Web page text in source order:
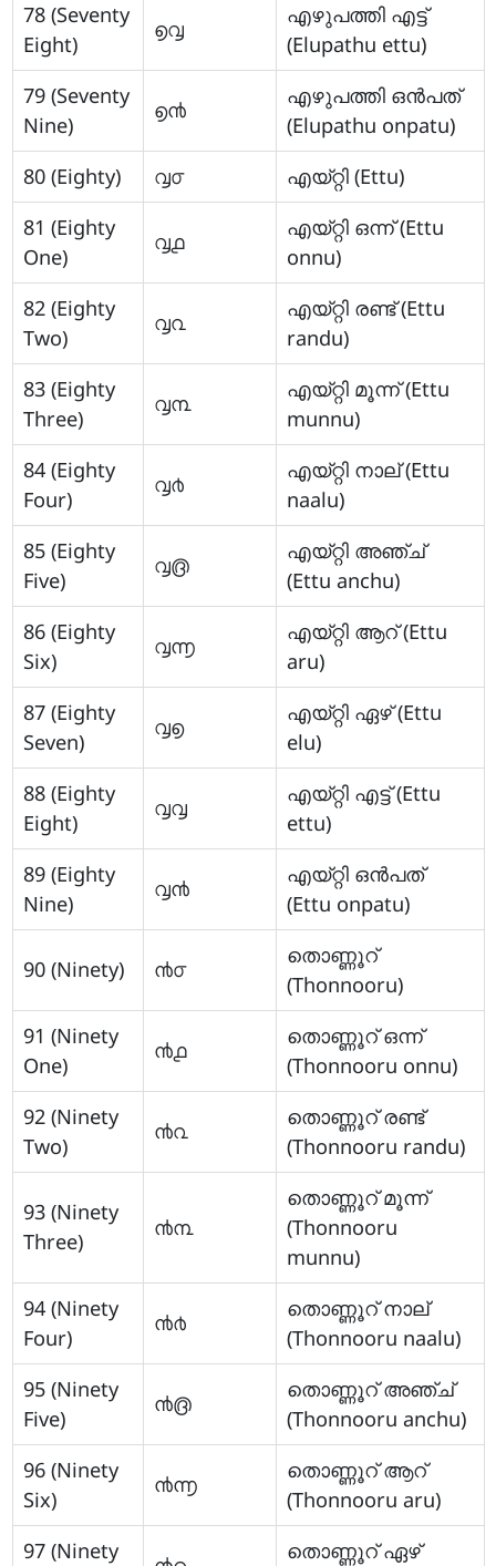
78 (Seventy
Eight)
൭൮
എഴുപത്തി എട്ട്
(Elupathu ettu)
79 (Seventy
Nine)
൭൯
എഴുപത്തി ഒന്‍പത്
(Elupathu onpatu)
80 (Eighty)
൮൦
എയ്റ്റി (Ettu)
81 (Eighty
One)
൮൧
എയ്റ്റി ഒന്ന് (Ettu
onnu)
82 (Eighty
Two)
൮൨
എയ്റ്റി രണ്ട് (Ettu
randu)
83 (Eighty
Three)
൮൩
എയ്റ്റി മൂന്ന് (Ettu
munnu)
84 (Eighty
Four)
൮൪
എയ്റ്റി നാല് (Ettu
naalu)
85 (Eighty
Five)
൮൫
എയ്റ്റി അഞ്ച്
(Ettu anchu)
86 (Eighty
Six)
൮൬
എയ്റ്റി ആറ് (Ettu
aru)
87 (Eighty
Seven)
൮൭
എയ്റ്റി ഏഴ് (Ettu
elu)
88 (Eighty
Eight)
൮൮
എയ്റ്റി എട്ട് (Ettu
ettu)
89 (Eighty
Nine)
൮൯
എയ്റ്റി ഒന്‍പത്
(Ettu onpatu)
90 (Ninety) ൯൦
തൊണ്ണൂറ്
(Thonnooru)
91 (Ninety
One)
൯൧
തൊണ്ണൂറ് ഒന്ന്
(Thonnooru onnu)
92 (Ninety
Two)
൯൨
തൊണ്ണൂറ് രണ്ട്
(Thonnooru randu)
93 (Ninety
Three)
൯൩
തൊണ്ണൂറ് മൂന്ന്
(Thonnooru
munnu)
94 (Ninety
Four)
൯൪
തൊണ്ണൂറ് നാല്
(Thonnooru naalu)
95 (Ninety
Five)
൯൫
തൊണ്ണൂറ് അഞ്ച്
(Thonnooru anchu)
96 (Ninety
Six)
൯൬
തൊണ്ണൂറ് ആറ്
(Thonnooru aru)
97 (Ninety
തൊണ്ണൂറ് ഏഴ്